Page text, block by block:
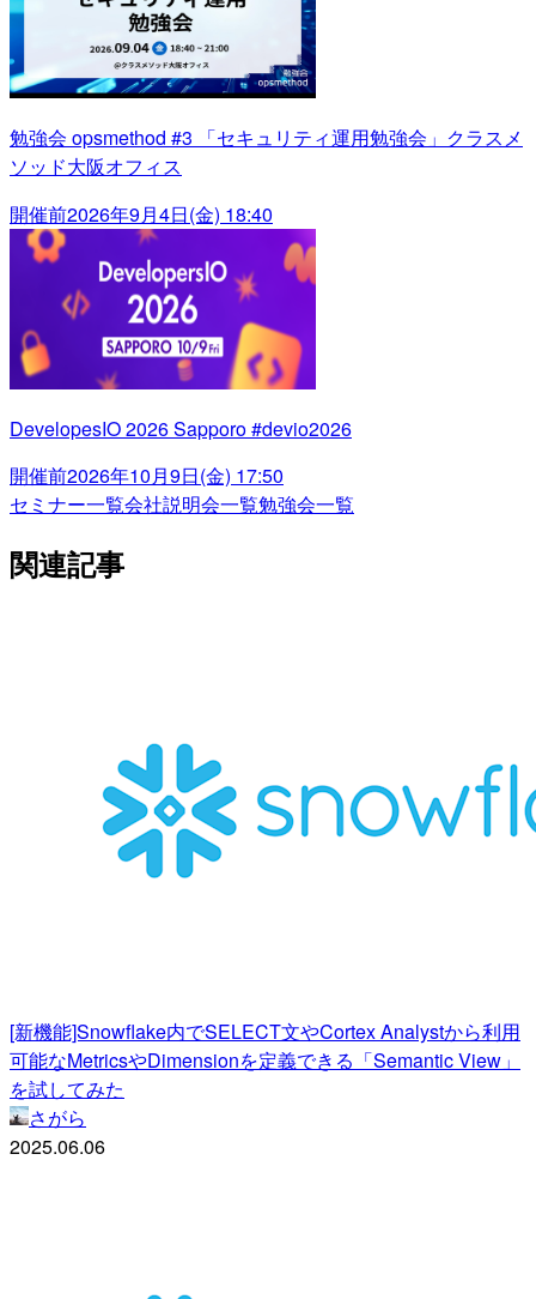
勉強会 opsmethod #3 「セキュリティ運用勉強会」クラスメ
ソッド大阪オフィス
開催前2026年9月4日(金) 18:40
DevelopesIO 2026 Sapporo #devio2026
開催前2026年10月9日(金) 17:50
セミナー一覧会社説明会一覧勉強会一覧
関連記事
[新機能]Snowflake内でSELECT文やCortex Analystから利用
可能なMetricsやDimensionを定義できる「Semantic View」
を試してみた
さがら
2025.06.06